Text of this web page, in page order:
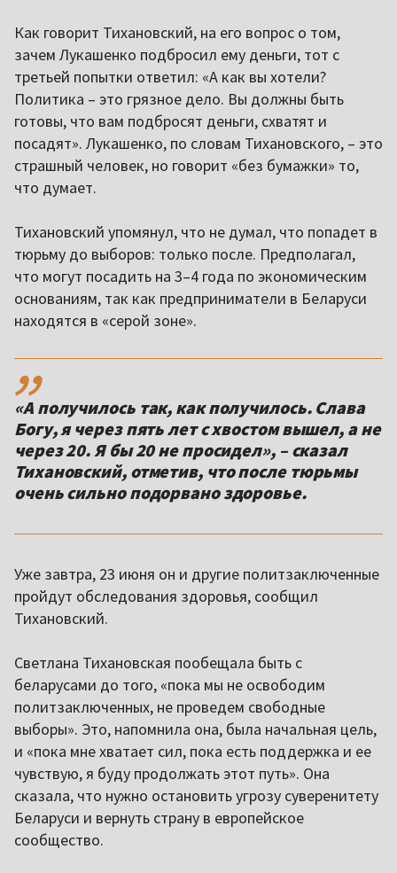
Как говорит Тихановский, на его вопрос о том,
зачем Лукашенко подбросил ему деньги, тот с
третьей попытки ответил: «А как вы хотели?
Политика – это грязное дело. Вы должны быть
готовы, что вам подбросят деньги, схватят и
посадят». Лукашенко, по словам Тихановского, – это
страшный человек, но говорит «без бумажки» то,
что думает.
Тихановский упомянул, что не думал, что попадет в
тюрьму до выборов: только после. Предполагал,
что могут посадить на 3–4 года по экономическим
основаниям, так как предприниматели в Беларуси
находятся в «серой зоне».
,,
«А получилось так, как получилось. Слава
Богу, я через пять лет с хвостом вышел, а не
через 20. Я бы 20 не просидел», – сказал
Тихановский, отметив, что после тюрьмы
очень сильно подорвано здоровье.
Уже завтра, 23 июня он и другие политзаключенные
пройдут обследования здоровья, сообщил
Тихановский.
Светлана Тихановская пообещала быть с
беларусами до того, «пока мы не освободим
политзаключенных, не проведем свободные
выборы». Это, напомнила она, была начальная цель,
и «пока мне хватает сил, пока есть поддержка и ее
чувствую, я буду продолжать этот путь». Она
сказала, что нужно остановить угрозу суверенитету
Беларуси и вернуть страну в европейское
сообщество.